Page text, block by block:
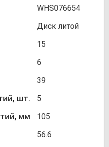
WHS076654
Диск литой
15
6
39
шт. 5
мм 105
56.6